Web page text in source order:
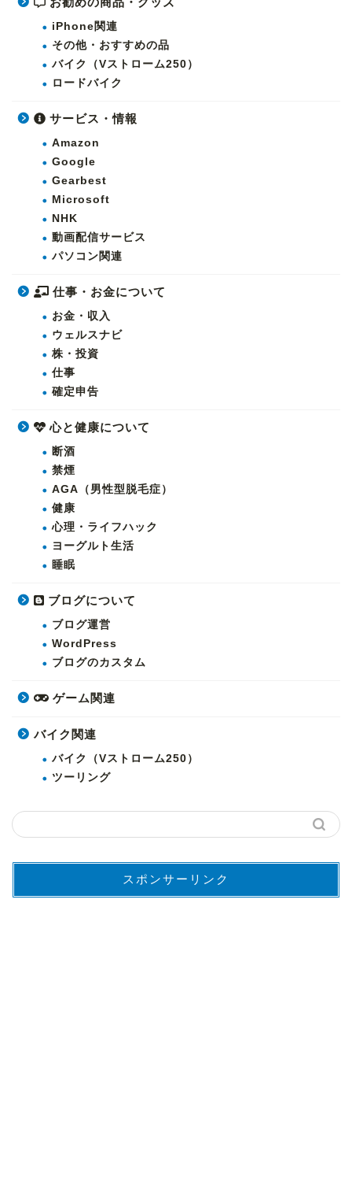
iPhone関連
その他・おすすめの品
バイク（Vストローム250）
ロードバイク
サービス・情報
Amazon
Google
Gearbest
Microsoft
NHK
動画配信サービス
パソコン関連
仕事・お金について
お金・収入
ウェルスナビ
株・投資
仕事
確定申告
心と健康について
断酒
禁煙
AGA（男性型脱毛症）
健康
心理・ライフハック
ヨーグルト生活
睡眠
ブログについて
ブログ運営
WordPress
ブログのカスタム
ゲーム関連
バイク関連
バイク（Vストローム250）
ツーリング
スポンサーリンク